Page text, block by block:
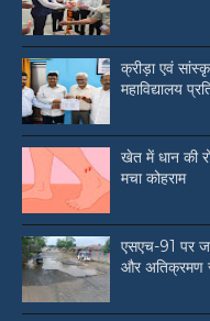
क्रीड़ा एवं
महाविद्यालय
खेत में धान की
मचा कोहराम
एसएच-91 पर
और अतिक्रमण